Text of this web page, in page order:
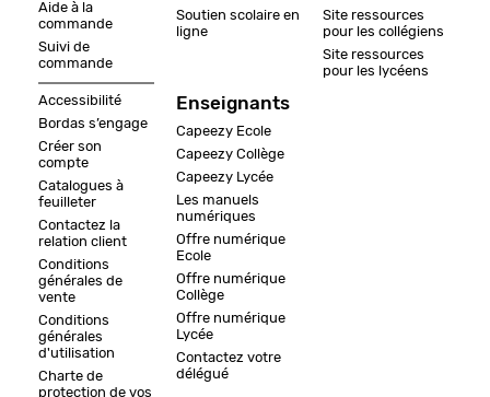
Aide à la
commande
Suivi de
commande
Accessibilité
Bordas s’engage
Créer son
compte
Catalogues à
feuilleter
Contactez la
relation client
Conditions
générales de
vente
Conditions
générales
d'utilisation
Charte de
protection de vos
Soutien scolaire en
ligne
Enseignants
Capeezy Ecole
Capeezy Collège
Capeezy Lycée
Les manuels
numériques
Offre numérique
Ecole
Offre numérique
Collège
Offre numérique
Lycée
Contactez votre
délégué
Site ressources
pour les collégiens
Site ressources
pour les lycéens